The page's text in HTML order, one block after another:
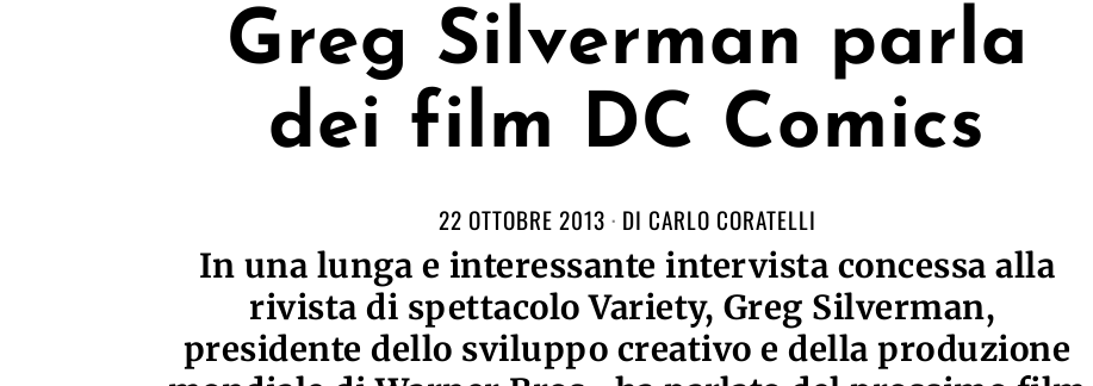
Greg Silverman parla
dei film DC Comics
22 OTTOBRE 2013 DI CARLO CORATELLI
In una lunga e interessante intervista concessa alla
rivista di spettacolo Variety, Greg Silverman,
presidente dello sviluppo creativo e della produzione